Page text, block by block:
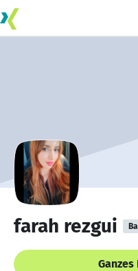
farah rezgui